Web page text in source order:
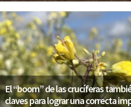
El “boom” de las crucíferas
claves para lograr una correcta